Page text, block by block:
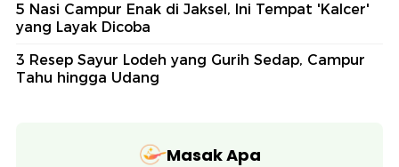
5 Nasi Campur Enak di Jaksel, Ini Tempat 'Kalcer'
yang Layak Dicoba
3 Resep Sayur Lodeh yang Gurih Sedap, Campur
Tahu hingga Udang
Masak Apa